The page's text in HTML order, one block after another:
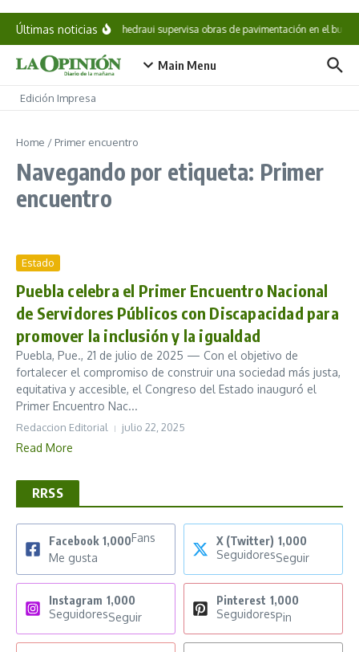
Saltar al contenido
Últimas noticiasPepe Chedraui supervisa obras de pavimentación en el
Main Menu
Edición Impresa
Home / Primer encuentro
Navegando por etiqueta: Primer
encuentro
Estado
Puebla celebra el Primer Encuentro Nacional
de Servidores Públicos con Discapacidad para
promover la inclusión y la igualdad
Puebla, Pue., 21 de julio de 2025 — Con el objetivo de
fortalecer el compromiso de construir una sociedad más justa,
equitativa y accesible, el Congreso del Estado inauguró el
Primer Encuentro Nac...
Redaccion Editorial julio 22, 2025
Read More
RRSS
Facebook 1,000Fans
Me gusta
X (Twitter) 1,000
SeguidoresSeguir
Instagram 1,000
SeguidoresSeguir
Pinterest 1,000
SeguidoresPin